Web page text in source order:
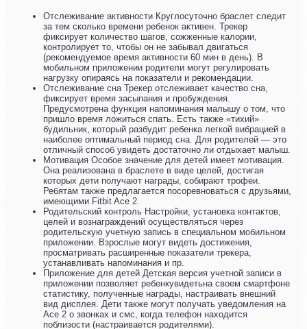
Отслеживание активности Круглосуточно браслет следит
за тем сколько времени ребенок активен. Трекер
фиксирует количество шагов, сожженные калории,
контролирует то, чтобы он не забывал двигаться
(рекомендуемое время активности 60 мин в день). В
мобильном приложении родители могут регулировать
нагрузку опираясь на показатели и рекомендации.
Отслеживание сна Трекер отслеживает качество сна,
фиксирует время засыпания и пробуждения.
Предусмотрена функция напоминания малышу о том, что
пришло время ложиться спать. Есть также «тихий»
будильник, который разбудит ребенка легкой вибрацией в
наиболее оптимальный период сна. Для родителей — это
отличный способ увидеть достаточно ли отдыхает малыш.
Мотивация Особое значение для детей имеет мотивация.
Она реализована в браслете в виде целей, достигая
которых дети получают награды, собирают трофеи.
Ребятам также предлагается посоревноваться с друзьями,
имеющими Fitbit Ace 2.
Родительский контроль Настройки, установка контактов,
целей и вознаграждений осуществляться через
родительскую учетную запись в специальном мобильном
приложении. Взрослые могут видеть достижения,
просматривать расширенные показатели трекера,
устанавливать напоминания и пр.
Приложение для детей Детская версия учетной записи в
приложении позволяет ребенкувидетьна своем смартфоне
статистику, полученные награды, настраивать внешний
вид дисплея. Дети также могут получать уведомления на
Ace 2 о звонках и смс, когда телефон находится
поблизости (настраивается родителями).